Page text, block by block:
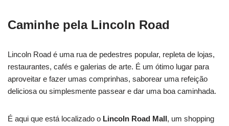
Caminhe pela Lincoln Road
Lincoln Road é uma rua de pedestres popular, repleta de lojas,
restaurantes, cafés e galerias de arte. É um ótimo lugar para
aproveitar e fazer umas comprinhas, saborear uma refeição
deliciosa ou simplesmente passear e dar uma boa caminhada.
É aqui que está localizado o Lincoln Road Mall, um shopping